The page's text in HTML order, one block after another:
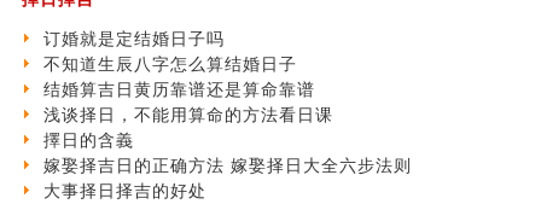
订婚就是定结婚日子吗
不知道生辰八字怎么算结婚日子
结婚算吉日黄历靠谱还是算命靠谱
浅谈择日，不能用算命的方法看日课
擇日的含義
嫁娶择吉日的正确方法 嫁娶择日大全六步法则
大事择日择吉的好处